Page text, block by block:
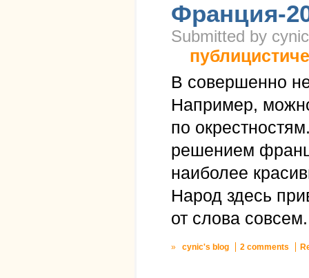
Франция-
Submitted by
В совершенно
Например,
по
решением
наиболее
Народ здесь
от слова совсем.
» cynic's blog 2 comments